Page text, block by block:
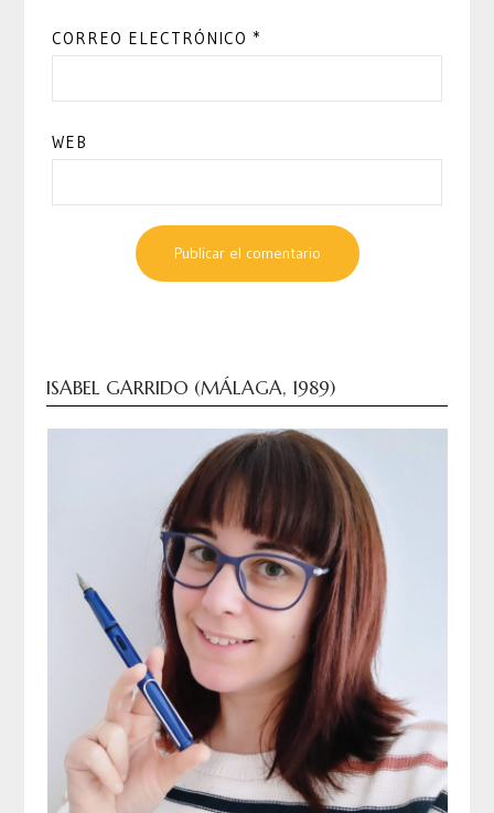
CORREO ELECTRÓNICO *
WEB
ISABEL GARRIDO (MÁLAGA, 1989)